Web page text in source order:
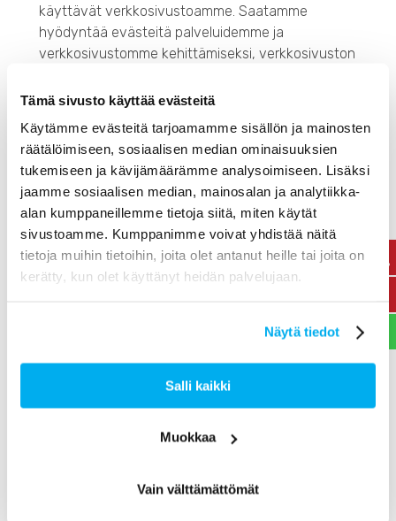
Tämä sivusto käyttää evästeitä
Käytämme evästeitä tarjoamamme sisällön ja mainosten
räätälöimiseen, sosiaalisen median ominaisuuksien
tukemiseen ja kävijämäärämme analysoimiseen. Lisäksi
jaamme sosiaalisen median, mainosalan ja analytiikka-
alan kumppaneillemme tietoja siitä, miten käytät
sivustoamme. Kumppanimme voivat yhdistää näitä
tietoja muihin tietoihin, joita olet antanut heille tai joita on
kerätty, kun olet käyttänyt heidän palvelujaan.
Näytä tiedot
Salli kaikki
Muokkaa
Vain välttämättömät
käyttävät verkkosivustoamme. Saatamme
hyödyntää evästeitä palveluidemme ja
verkkosivustomme kehittämiseksi, verkkosivuston
kohdentamiseksi ja optimoimiseksi. Verkkosivuston
evästeiden käytön verkkoselaimensa asetuksista.
Useimmat verkkoselaimet sallivat evästeet
automaattisesti. Huomaathan, että evästeiden
estäminen saattaa rajoittaa verkkosivustomme
toimivuutta.
vaikutusmahdollisuuksia minulla
Suostumuksen peruuttaminen
Mikäli käsittelemme tietojasi suostumuksesi
lähettämällä sähköpostia osoitteeseen